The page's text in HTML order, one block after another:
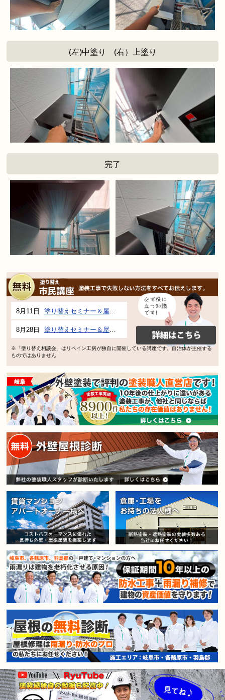
(左)中塗り (右）上塗り
完了
8月11日 塗り替えセミナー＆屋根、外壁の塗り替え市民講座 inぎふメディアコスモス
8月28日 塗り替えセミナー＆屋根、外壁の塗り替え市民講座 inぎふメディアコスモス
※「塗り替え相談会」はリペイン工房が独自に開催している講座です。自治体が主催する
ものではありません
賃貸マンション・アパートオー